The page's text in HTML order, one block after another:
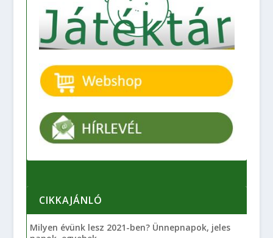
CIKKAJÁNLÓ
Milyen évünk lesz 2021-ben? Ünnepnapok, jeles